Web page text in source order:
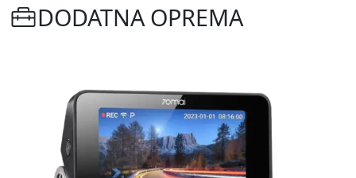
DODATNA OPREMA